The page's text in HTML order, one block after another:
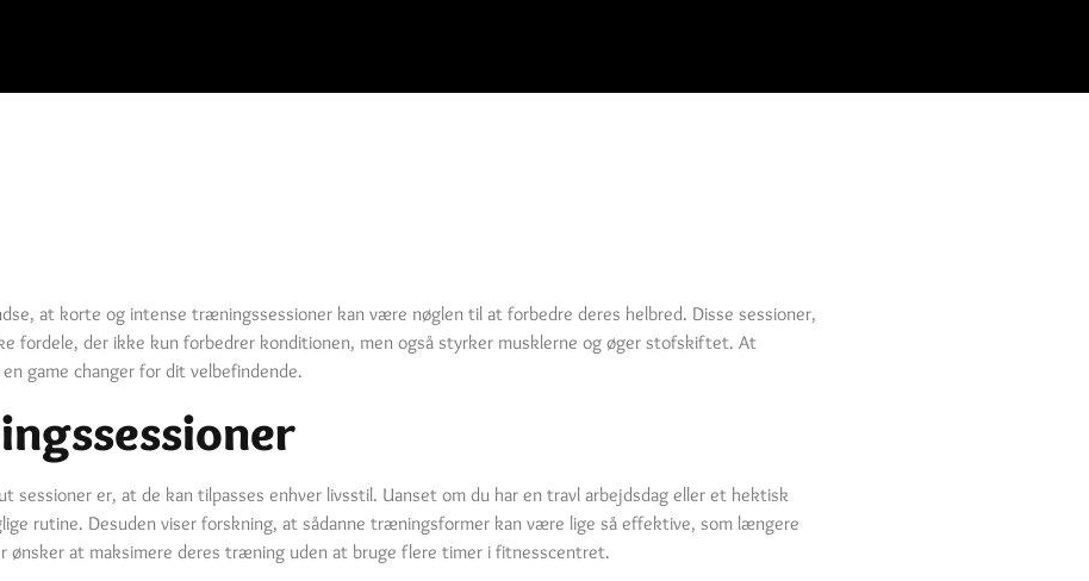
at korte og intense træningssessioner kan være nøglen til at forbedre deres helbred. Disse sessioner,
fordele, der ikke kun forbedrer konditionen, men også styrker musklerne og øger stofskiftet. At
game changer for dit velbefindende.
er, at de kan tilpasses enhver livsstil. Uanset om du har en travl arbejdsdag eller et hektisk
rutine. Desuden viser forskning, at sådanne træningsformer kan være lige så effektive, som længere
at maksimere deres træning uden at bruge flere timer i fitnesscentret.